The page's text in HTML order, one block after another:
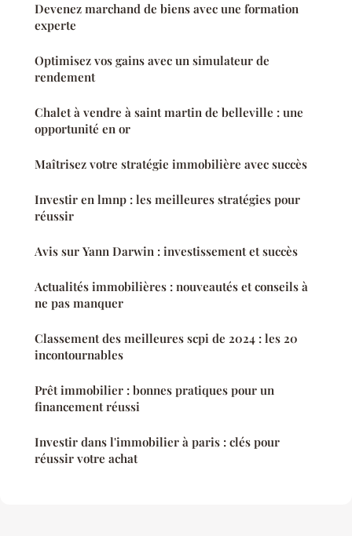
Devenez marchand de biens avec une formation
experte
Optimisez vos gains avec un simulateur de
rendement
Chalet à vendre à saint martin de belleville : une
opportunité en or
Maîtrisez votre stratégie immobilière avec succès
Investir en lmnp : les meilleures stratégies pour
réussir
Avis sur Yann Darwin : investissement et succès
Actualités immobilières : nouveautés et conseils à
ne pas manquer
Classement des meilleures scpi de 2024 : les 20
incontournables
Prêt immobilier : bonnes pratiques pour un
financement réussi
Investir dans l'immobilier à paris : clés pour
réussir votre achat